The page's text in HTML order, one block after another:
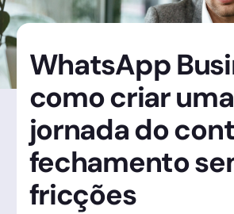
WhatsApp
como criar uma
jornada do
fechamento
fricções